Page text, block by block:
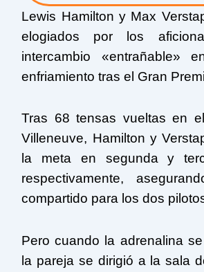
Lewis Hamilton y Max
elogiados por los
intercambio «entrañable»
enfriamiento tras el Gran
Tras 68 tensas vueltas en
Villeneuve, Hamilton y
la meta en segunda y
respectivamente,
compartido para los dos
Pero cuando la adrenalina
la pareja se dirigió a la sala